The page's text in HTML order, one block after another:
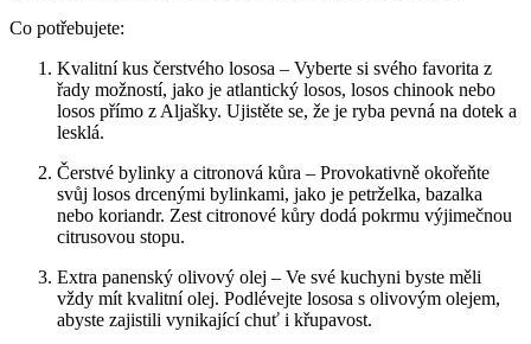
Co potřebujete:
Kvalitní kus čerstvého lososa – Vyberte si svého favorita z
řady možností, jako je atlantický losos, losos chinook nebo
losos přímo z Aljašky. Ujistěte se, že je ryba pevná na dotek a
lesklá.
Čerstvé bylinky a citronová kůra – Provokativně okořeňte
svůj losos drcenými bylinkami, jako je petrželka, bazalka
nebo koriandr. Zest citronové kůry dodá pokrmu výjimečnou
citrusovou stopu.
Extra panenský olivový olej – Ve své kuchyni byste měli
vždy mít kvalitní olej. Podlévejte lososa s olivovým olejem,
abyste zajistili vynikající chuť i křupavost.